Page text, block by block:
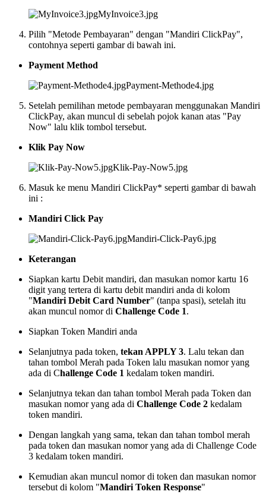
MyInvoice3.jpg
Pilih "Metode Pembayaran" dengan "Mandiri ClickPay",
contohnya seperti gambar di bawah ini.
Payment Method
Payment-Methode4.jpg
Setelah pemilihan metode pembayaran menggunakan Mandiri
ClickPay, akan muncul di sebelah pojok kanan atas "Pay
Now" lalu klik tombol tersebut.
Klik Pay Now
Klik-Pay-Now5.jpg
Masuk ke menu Mandiri ClickPay* seperti gambar di bawah
ini :
Mandiri Click Pay
Mandiri-Click-Pay6.jpg
Keterangan
Siapkan kartu Debit mandiri, dan masukan nomor kartu 16
digit yang tertera di kartu debit mandiri anda di kolom
"Mandiri Debit Card Number" (tanpa spasi), setelah itu
akan muncul nomor di Challenge Code 1.
Siapkan Token Mandiri anda
Selanjutnya pada token, tekan APPLY 3. Lalu tekan dan
tahan tombol Merah pada Token lalu masukan nomor yang
ada di Challenge Code 1 kedalam token mandiri.
Selanjutnya tekan dan tahan tombol Merah pada Token dan
masukan nomor yang ada di Challenge Code 2 kedalam
token mandiri.
Dengan langkah yang sama, tekan dan tahan tombol merah
pada token dan masukan nomor yang ada di Challenge Code
3 kedalam token mandiri.
Kemudian akan muncul nomor di token dan masukan nomor
tersebut di kolom "Mandiri Token Response"